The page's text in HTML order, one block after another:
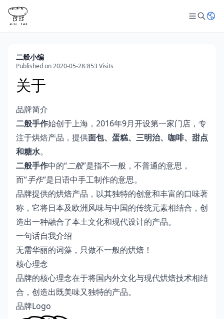
二般小编
Published on 2020-05-28/853 Visits
关于
品牌简介
二般手作始创于上海，2016年9月开设第一家门店，专
注于烘焙产品，提供面包、蛋糕、三明治、咖啡、甜点
和糖水。
二般手作中的“二般”是指不一般，不普通的意思，
而”手作”是日语中手工制作的意思。
品牌提供的烘焙产品，以其独特的创意和丰富的口味著
称，它将日本及欧洲风味与中国的传统元素相结合，创
造出一种融合了本土文化和现代设计的产品。
一句话自我介绍
无需华丽的词藻，只做不一般的烘焙！
核心理念
品牌的核心理念在于将国内外文化与现代烘焙技术相结
合，创造出既美味又独特的产品。
品牌Logo